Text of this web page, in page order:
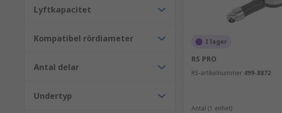
Lyftkapacitet
Kompatibel rördiameter
Antal delar
Undertyp
I lager
RS PRO
RS-artikelnummer 499-8872
Antal (1 enhet)